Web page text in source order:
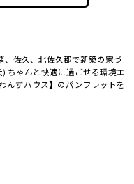
、佐久、北佐久郡で新築の家づ
ちゃんと快適に過ごせる環境エ
んずハウス】のパンフレットを